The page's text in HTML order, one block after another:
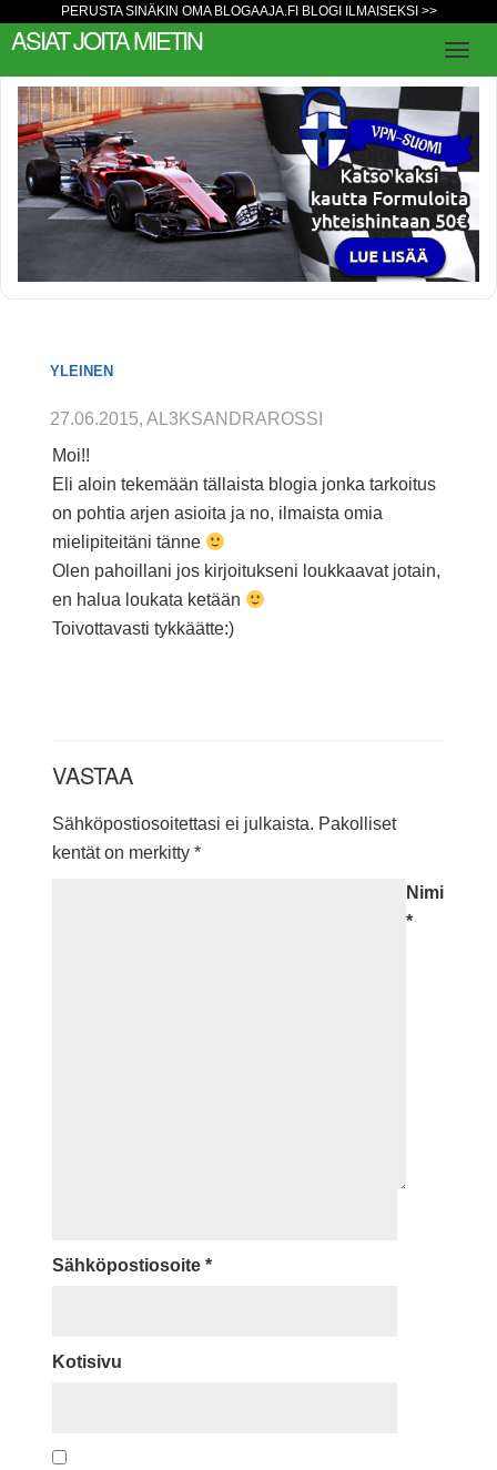
PERUSTA SINÄKIN OMA BLOGAAJA.FI BLOGI ILMAISEKSI >>
ASIAT JOITA MIETIN
YLEINEN
27.06.2015, AL3KSANDRAROSSI
Moi!!
Eli aloin tekemään tällaista blogia jonka tarkoitus
on pohtia arjen asioita ja no, ilmaista omia
mielipiteitäni tänne
Olen pahoillani jos kirjoitukseni loukkaavat jotain,
en halua loukata ketään
Toivottavasti tykkäätte:)
VASTAA
Sähköpostiosoitettasi ei julkaista. Pakolliset
kentät on merkitty *
Nimi
*
Sähköpostiosoite *
Kotisivu